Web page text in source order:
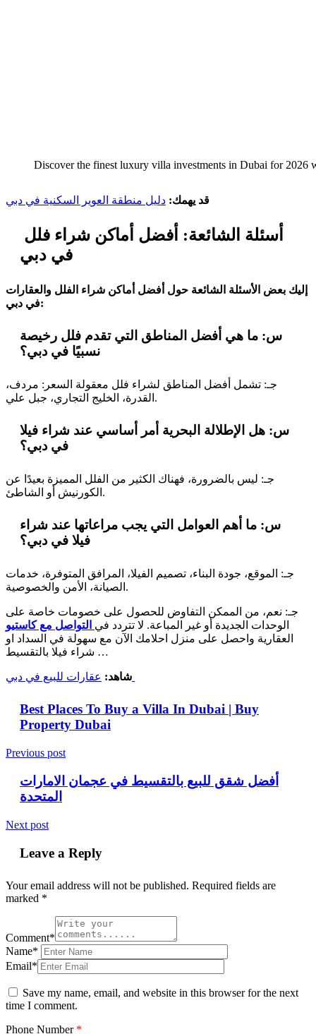
Discover the finest luxury villa investments in Dubai for 2026
قد يهمك: دليل منطقة العوير السكنية في دبي
في دبي
إليك بعض الأسئلة الشائعة حول أفضل أماكن شراء الفلل والعقارات
في دبي:
س: ما هي أفضل المناطق التي تقدم فلل رخيصة
نسبيًا في دبي؟
جـ: تشمل أفضل المناطق لشراء فلل معقولة السعر: مردف،
القدرة، الخليج التجاري، جبل علي.
س: هل الإطلالة البحرية أمر أساسي عند شراء فيلا
في دبي؟
جـ: ليس بالضرورة، فهناك الكثير من الفلل المميزة بعيدًا عن
الكورنيش أو الشاطئ.
س: ما أهم العوامل التي يجب مراعاتها عند شراء
فيلا في دبي؟
جـ: الموقع، جودة البناء، تصميم الفيلا، المرافق المتوفرة، خدمات
الصيانة، الأمن والخصوصية.
جـ: نعم، من الممكن التفاوض للحصول على خصومات خاصة على
الوحدات الجديدة أو غير المباعة. لا تتردد في التواصل مع كاستيو
العقارية واحصل على منزل احلامك الآن مع سهولة في السداد او
شراء فيلا بالتقسيط …
شاهد:
Best Places To Buy a Villa In Dubai | Buy
Property Dubai
Previous post
أفضل شقق للبيع بالتقسيط في عجمان الامارات
المتحدة
Next post
Leave a Reply
Your email address will not be published. Required fields are
marked *
Comment*
Name*
Email*
Save my name, email, and website in this browser for the next
time I comment.
Phone Number *